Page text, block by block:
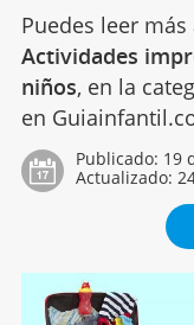
Puedes leer
Actividades
niños, en la
en
Publicado: 19
Actualizado: